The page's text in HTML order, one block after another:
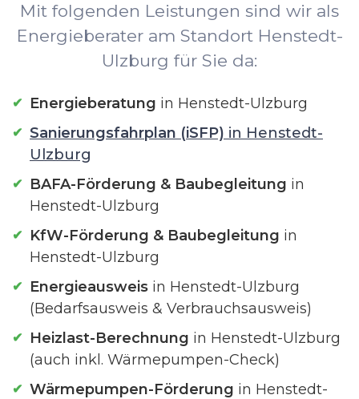
Mit folgenden Leistungen sind wir als
Energieberater am Standort Henstedt-
Ulzburg für Sie da:
Energieberatung in Henstedt-Ulzburg
Sanierungsfahrplan (iSFP) in Henstedt-
Ulzburg
BAFA-Förderung & Baubegleitung in
Henstedt-Ulzburg
KfW-Förderung & Baubegleitung in
Henstedt-Ulzburg
Energieausweis in Henstedt-Ulzburg
(Bedarfsausweis & Verbrauchsausweis)
Heizlast-Berechnung in Henstedt-Ulzburg
(auch inkl. Wärmepumpen-Check)
Wärmepumpen-Förderung in Henstedt-